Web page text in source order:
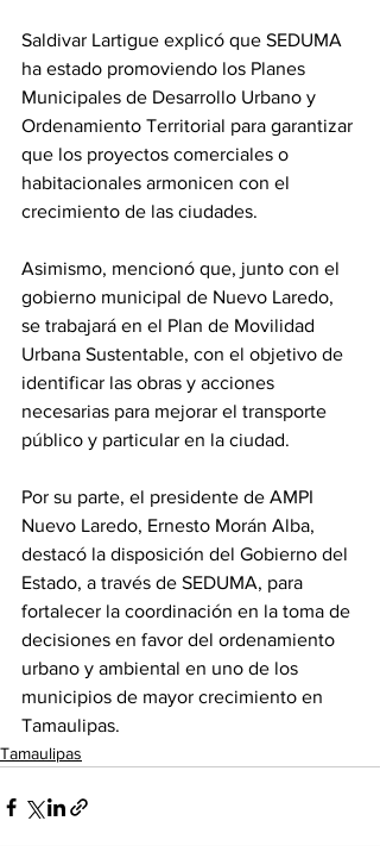
Saldivar Lartigue explicó que SEDUMA
ha estado promoviendo los Planes
Municipales de Desarrollo Urbano y
Ordenamiento Territorial para garantizar
que los proyectos comerciales o
habitacionales armonicen con el
crecimiento de las ciudades.
Asimismo, mencionó que, junto con el
gobierno municipal de Nuevo Laredo,
se trabajará en el Plan de Movilidad
Urbana Sustentable, con el objetivo de
identificar las obras y acciones
necesarias para mejorar el transporte
público y particular en la ciudad.
Por su parte, el presidente de AMPI
Nuevo Laredo, Ernesto Morán Alba,
destacó la disposición del Gobierno del
Estado, a través de SEDUMA, para
fortalecer la coordinación en la toma de
decisiones en favor del ordenamiento
urbano y ambiental en uno de los
municipios de mayor crecimiento en
Tamaulipas.
Tamaulipas